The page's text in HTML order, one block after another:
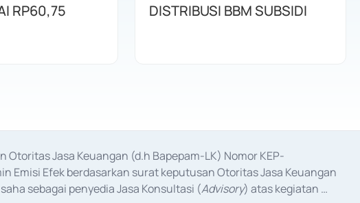
RP60,75
DISTRIBUSI BBM SUBSIDI
Jasa Keuangan (d.h Bapepam-LK) Nomor KEP-
Emisi Efek berdasarkan surat keputusan Otoritas Jasa Keuangan
sebagai penyedia Jasa Konsultasi (Advisory) atas kegiatan